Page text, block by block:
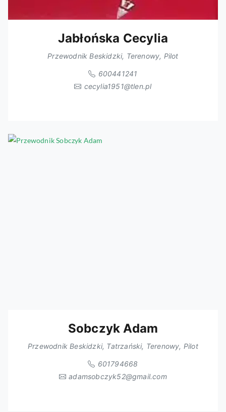
Jabłońska Cecylia
Przewodnik Beskidzki, Terenowy, Pilot
600441241
cecylia1951@tlen.pl
Sobczyk Adam
Przewodnik Beskidzki, Tatrzański, Terenowy, Pilot
601794668
adamsobczyk52@gmail.com